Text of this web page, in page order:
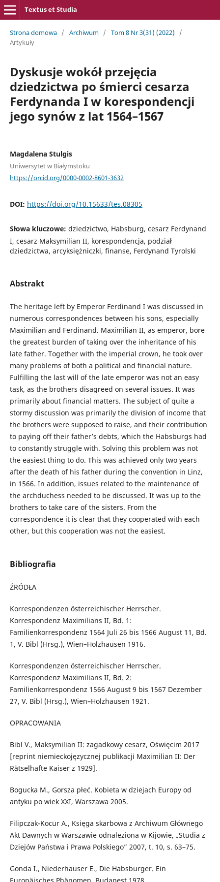
Textus et Studia
Strona domowa / Archiwum / Tom 8 Nr 3(31) (2022)
/
Artykuły
Dyskusje wokół przejęcia
dziedzictwa po śmierci cesarza
Ferdynanda I w korespondencji
jego synów z lat 1564–1567
Magdalena Stulgis
Uniwersytet w Białymstoku
https://orcid.org/0000-0002-8601-3632
DOI: https://doi.org/10.15633/tes.08305
Słowa kluczowe: dziedzictwo, Habsburg, cesarz Ferdynand
I, cesarz Maksymilian II, korespondencja, podział
dziedzictwa, arcyksiężniczki, finanse, Ferdynand Tyrolski
Abstrakt
The heritage left by Emperor Ferdinand I was discussed in
numerous correspondences between his sons, especially
Maximilian and Ferdinand. Maximilian II, as emperor, bore
the greatest burden of taking over the inheritance of his
late father. Together with the imperial crown, he took over
many problems of both a political and financial nature.
Fulfilling the last will of the late emperor was not an easy
task, as the brothers disagreed on several issues. It was
primarily about financial matters. The subject of quite a
stormy discussion was primarily the division of income that
the brothers were supposed to raise, and their contribution
to paying off their father’s debts, which the Habsburgs had
to constantly struggle with. Solving this problem was not
the easiest thing to do. This was achieved only two years
after the death of his father during the convention in Linz,
in 1566. In addition, issues related to the maintenance of
the archduchess needed to be discussed. It was up to the
brothers to take care of the sisters. From the
correspondence it is clear that they cooperated with each
other, but this cooperation was not the easiest.
Bibliografia
ŹRÓDŁA
Korrespondenzen österreichischer Herrscher.
Korrespondenz Maximilians II, Bd. 1:
Familienkorrespondenz 1564 Juli 26 bis 1566 August 11, Bd.
1, V. Bibl (Hrsg.), Wien–Holzhausen 1916.
Korrespondenzen österreichischer Herrscher.
Korrespondenz Maximilians II, Bd. 2:
Familienkorrespondenz 1566 August 9 bis 1567 Dezember
27, V. Bibl (Hrsg.), Wien–Holzhausen 1921.
OPRACOWANIA
Bibl V., Maksymilian II: zagadkowy cesarz, Oświęcim 2017
[reprint niemieckojęzycznej publikacji Maximilian II: Der
Rätselhafte Kaiser z 1929].
Bogucka M., Gorsza płeć. Kobieta w dziejach Europy od
antyku po wiek XXI, Warszawa 2005.
Filipczak-Kocur A., Księga skarbowa z Archiwum Głównego
Akt Dawnych w Warszawie odnaleziona w Kijowie, „Studia z
Dziejów Państwa i Prawa Polskiego” 2007, t. 10, s. 63–75.
Gonda I., Niederhauser E., Die Habsburger. Ein
Europäisches Phänomen, Budapest 1978.